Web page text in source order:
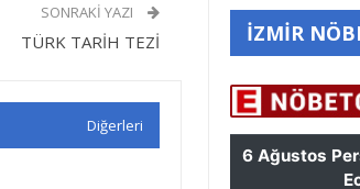
SONRAKI YAZI
TÜRK TARİH TEZİ
Diğerleri
İZMİR